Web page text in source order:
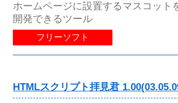
ホームページに設置するマスコット
開発できるツール
フリーソフト
HTMLスクリプト拝見君